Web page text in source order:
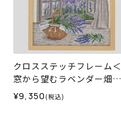
クロスステッチフレーム＜
窓から望むラベンダー畑の
風景＞
¥9,350 (税込)